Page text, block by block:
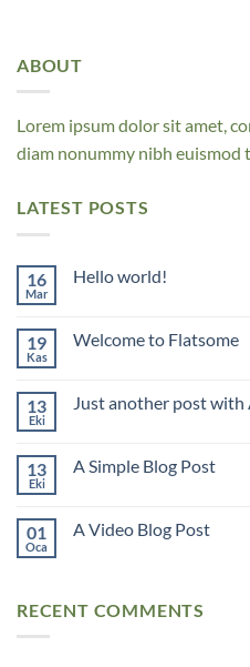
ABOUT
Lorem ipsum dolor sit amet,
diam nonummy nibh euismod
LATEST POSTS
16
Mar
Hello world!
world!
19
Kas
Welcome to Flatsome
to
13
Eki
Just another post with
another
Gallery
13
Eki
A Simple Blog Post
Simple
01
Oca
A Video Blog Post
Blog
RECENT COMMENTS